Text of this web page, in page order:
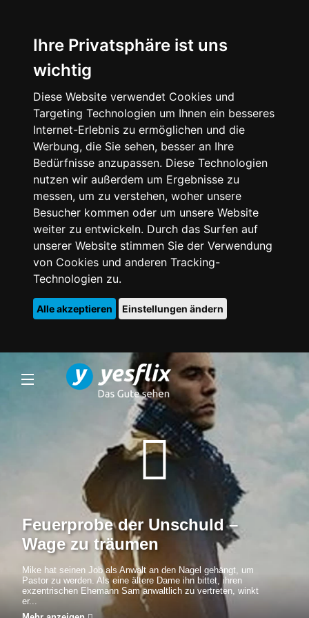
Ihre Privatsphäre ist uns
wichtig
Diese Website verwendet Cookies und
Targeting Technologien um Ihnen ein besseres
Internet-Erlebnis zu ermöglichen und die
Werbung, die Sie sehen, besser an Ihre
Bedürfnisse anzupassen. Diese Technologien
nutzen wir außerdem um Ergebnisse zu
messen, um zu verstehen, woher unsere
Besucher kommen oder um unsere Website
weiter zu entwickeln. Durch das Surfen auf
unserer Website stimmen Sie der Verwendung
von Cookies und anderen Tracking-
Technologien zu.
Alle akzeptieren Einstellungen ändern
Feuerprobe der Unschuld –
Wage zu träumen
Mike hat seinen Job als Anwalt an den Nagel gehängt, um
Pastor zu werden. Als eine ältere Dame ihn bittet, ihren
exzentrischen Ehemann Sam anwaltlich zu vertreten, winkt
er...